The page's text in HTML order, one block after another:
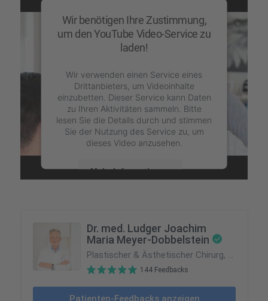
Wir benötigen Ihre Zustimmung,
um den YouTube Video-Service zu
laden!
Wir verwenden einen Service eines
Drittanbieters, um Videoinhalte
einzubetten. Dieser Service kann Daten
zu Ihren Aktivitäten sammeln. Bitte
lesen Sie die Details durch und stimmen
Sie der Nutzung des Service zu, um
dieses Video anzusehen.
Mehr Informationen
powered by
Usercentrics Consent Management Platform
&eRecht24